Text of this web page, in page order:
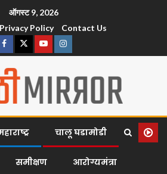
ऑगस्ट 9, 2026
Privacy Policy Contact Us
चालू घडामोडी
समीक्षण आरोग्यमंत्रा